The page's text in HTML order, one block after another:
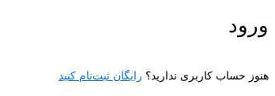
ورود
هنوز حساب کاربری ندارید؟ رایگان ثبت‌نام کنید